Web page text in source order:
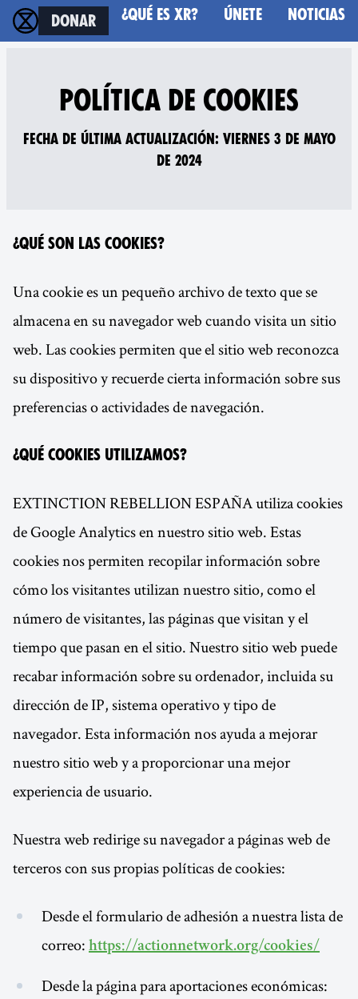
Donar ¿Qué es XR? Únete Noticias
Política de Cookies
Fecha de última actualización: Viernes 3 de mayo
de 2024
¿Qué son las cookies?
Una cookie es un pequeño archivo de texto que se
almacena en su navegador web cuando visita un sitio
web. Las cookies permiten que el sitio web reconozca
su dispositivo y recuerde cierta información sobre sus
preferencias o actividades de navegación.
¿Qué cookies utilizamos?
EXTINCTION REBELLION ESPAÑA utiliza cookies
de Google Analytics en nuestro sitio web. Estas
cookies nos permiten recopilar información sobre
cómo los visitantes utilizan nuestro sitio, como el
número de visitantes, las páginas que visitan y el
tiempo que pasan en el sitio. Nuestro sitio web puede
recabar información sobre su ordenador, incluida su
dirección de IP, sistema operativo y tipo de
navegador. Esta información nos ayuda a mejorar
nuestro sitio web y a proporcionar una mejor
experiencia de usuario.
Nuestra web redirige su navegador a páginas web de
terceros con sus propias políticas de cookies:
Desde el formulario de adhesión a nuestra lista de
correo: https://actionnetwork.org/cookies/
Desde la página para aportaciones económicas: